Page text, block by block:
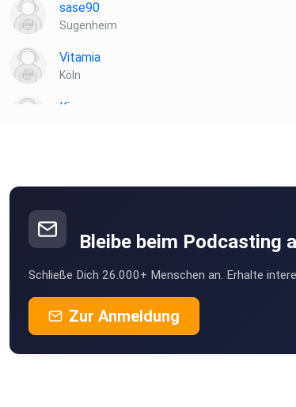
sase90
Sugenheim
Vitamia
Köln
Kiannn
podipath
Nettihoert
Bleibe beim Podcasting
Schließe Dich 26.000+ Menschen an. Erhalte
Zur Anmeldung